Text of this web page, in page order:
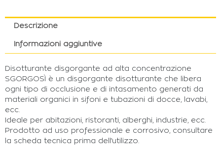
Descrizione
Informazioni aggiuntive
Disotturante disgorgante ad alta concentrazione
SGORGOSÌ è un disgorgante disotturante che libera
ogni tipo di occlusione e di intasamento generati da
materiali organici in sifoni e tubazioni di docce, lavabi,
ecc.
Ideale per abitazioni, ristoranti, alberghi, industrie, ecc.
Prodotto ad uso professionale e corrosivo, consultare
la scheda tecnica prima dell’utilizzo.